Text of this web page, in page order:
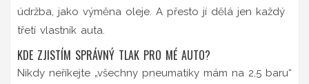
údržba, jako výměna oleje. A přesto jí dělá jen každý
třetí vlastník auta.
KDE ZJISTÍM SPRÁVNÝ TLAK PRO MÉ AUTO?
Nikdy neříkejte „všechny pneumatiky mám na 2,5 baru“